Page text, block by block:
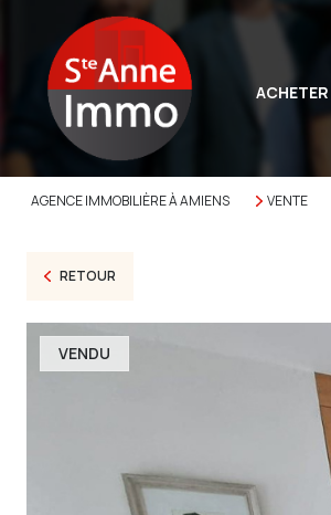
ACHETER
AGENCE IMMOBILIÈRE À AMIENS VENTE
RETOUR
VENDU